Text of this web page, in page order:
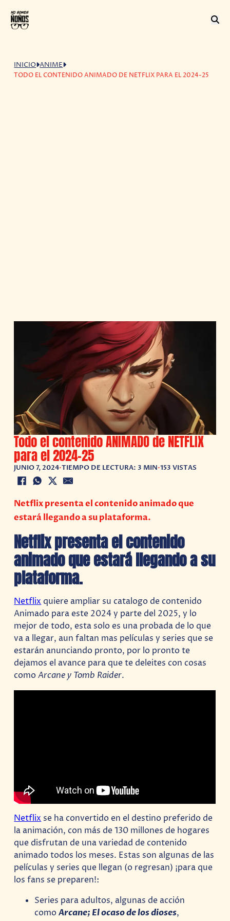
INICIO ANIME
TODO EL CONTENIDO ANIMADO DE NETFLIX PARA EL 2024-25
Todo el contenido ANIMADO de NETFLIX
para el 2024-25
JUNIO 7, 2024•TIEMPO DE LECTURA: 3 MIN•153 VISTAS
Netflix presenta el contenido animado que
estará llegando a su plataforma.
Netflix presenta el contenido
animado que estará llegando a su
plataforma.
Netflixquiere ampliar su catalogo de contenido
Animado para este 2024 y parte del 2025, y lo
mejor de todo, esta solo es una probada de lo que
va a llegar, aun faltan mas películas y series que se
estarán anunciando pronto, por lo pronto te
dejamos el avance para que te deleites con cosas
comoArcane y Tomb Raider.
Netflix se ha convertido en el destino preferido de
la animación, con más de 130 millones de hogares
que disfrutan de una variedad de contenido
animado todos los meses. Estas son algunas de las
películas y series que llegan (o regresan) ¡para que
los fans se preparen!:
Series para adultos, algunas de acción
comoArcane; El ocaso de los dioses,